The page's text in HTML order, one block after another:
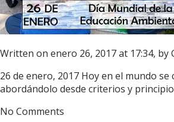
Written on enero 26, 2017 at 17:34, by
26 de enero, 2017 Hoy en el mundo
abordándolo desde criterios y
No Comments